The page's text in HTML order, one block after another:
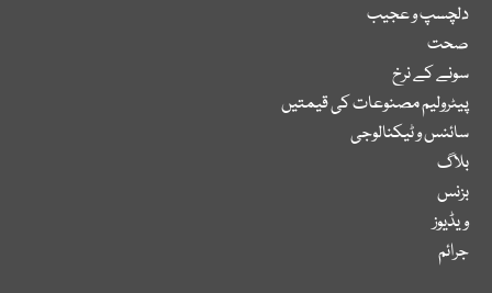
دلچسپ و عجیب
صحت
سونے کے نرخ
پیٹرولیم مصنوعات کی قیمتیں
سائنس و ٹیکنالوجی
بلاگ
بزنس
ویڈیوز
جرائم